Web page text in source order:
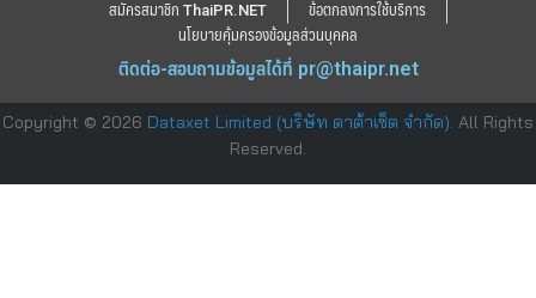
สมัครสมาชิก ThaiPR.NET
ข้อตกลงการใช้บริการ
นโยบายคุ้มครองข้อมูลส่วนบุคคล
ติดต่อ-สอบถามข้อมูลได้ที่ pr@thaipr.net
Copyright © 2026 Dataxet Limited (บริษัท ดาต้าเซ็ต จำกัด). All Rights
Reserved.